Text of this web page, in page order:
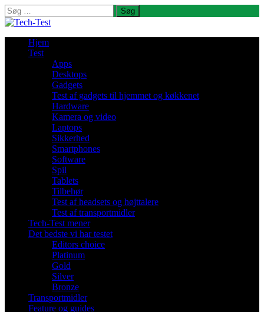
Søg
efter:
Hjem
Test
Apps
Desktops
Gadgets
Test af gadgets til hjemmet og køkkenet
Hardware
Kamera og video
Laptops
Sikkerhed
Smartphones
Software
Spil
Tablets
Tilbehør
Test af headsets og højttalere
Test af transportmidler
Tech-Test mener
Det bedste vi har testet
Editors choice
Platinum
Gold
Silver
Bronze
Transportmidler
Feature og guides